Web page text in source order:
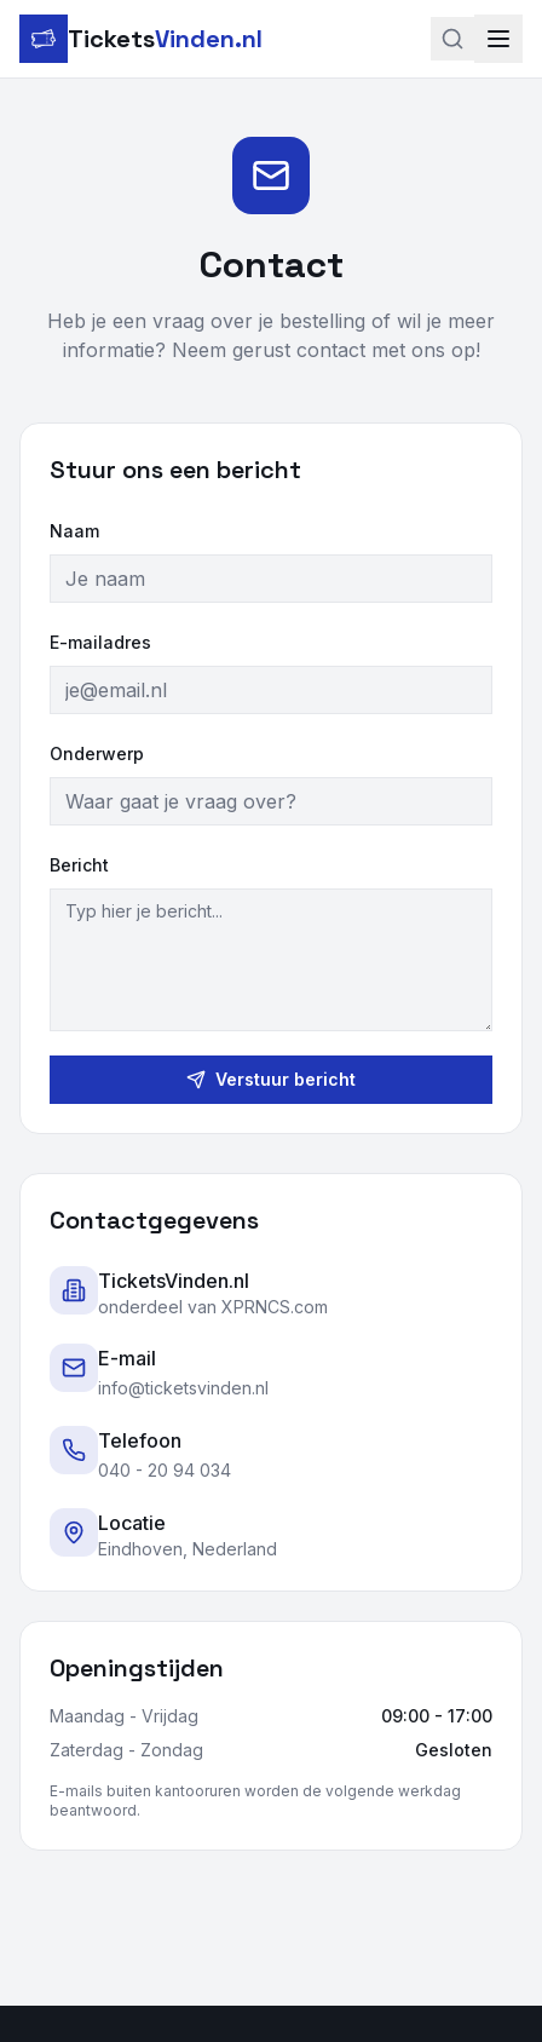
TicketsVinden.nl
Formule 1
Concerten
Blog
Alle Events
Contact
Heb je een vraag over je bestelling of wil je meer
informatie? Neem gerust contact met ons op!
Stuur ons een bericht
Naam
E-mailadres
Onderwerp
Bericht
Verstuur bericht
Contactgegevens
TicketsVinden.nl
onderdeel van XPRNCS.com
E-mail
info@ticketsvinden.nl
Telefoon
040 - 20 94 034
Locatie
Eindhoven, Nederland
Openingstijden
Maandag - Vrijdag
09:00 - 17:00
Zaterdag - Zondag
Gesloten
E-mails buiten kantooruren worden de volgende werkdag
beantwoord.